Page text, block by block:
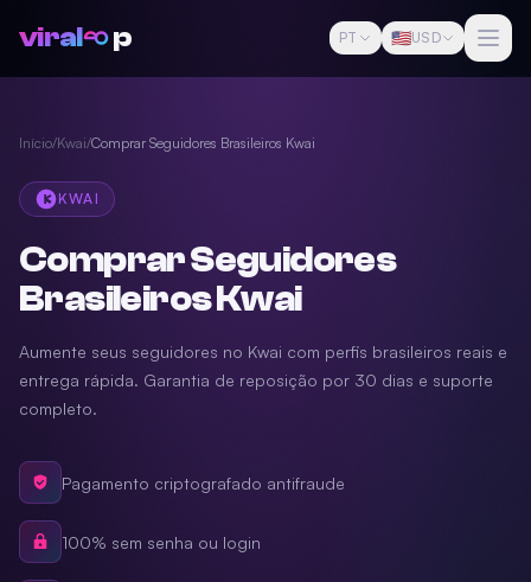
viral p PT 🇺🇸USD
Início/Kwai/Comprar Seguidores Brasileiros Kwai
KWAI
Comprar Seguidores
Brasileiros Kwai
Aumente seus seguidores no Kwai com perfis brasileiros reais e
entrega rápida. Garantia de reposição por 30 dias e suporte
completo.
Pagamento criptografado antifraude
100% sem senha ou login